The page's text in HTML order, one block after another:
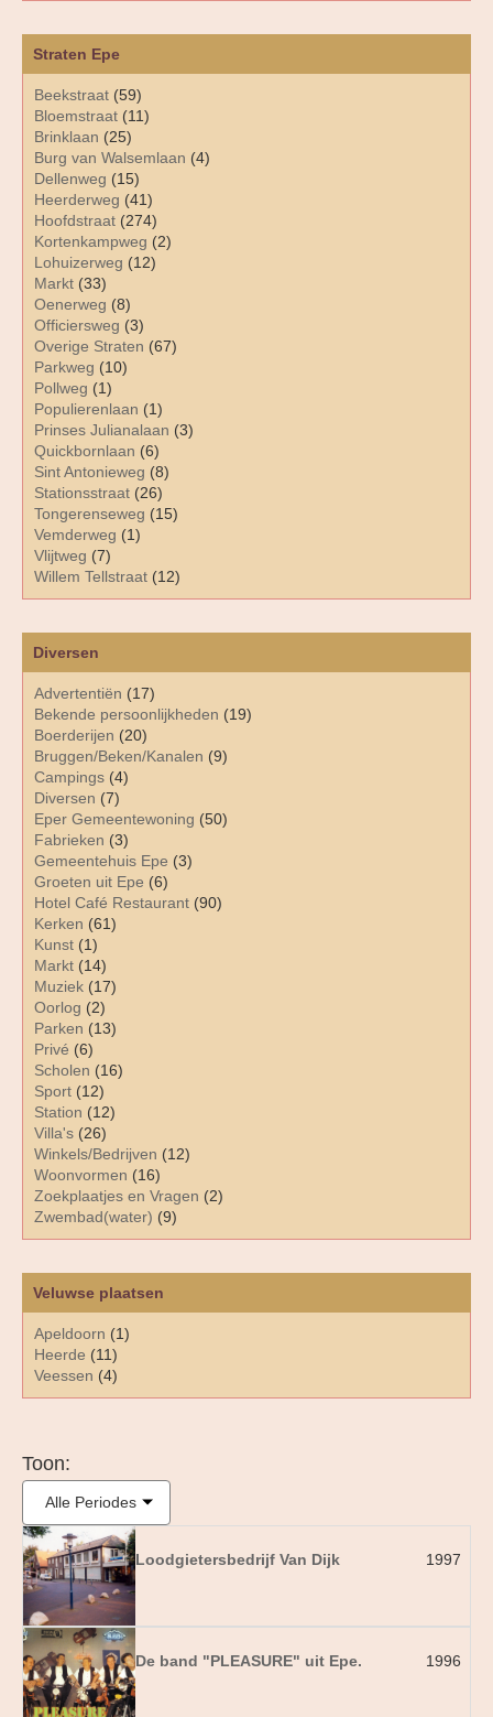
Diversen
Advertentiën (17)
Bekende persoonlijkheden (19)
Boerderijen (20)
Bruggen/Beken/Kanalen (9)
Campings (4)
Diversen (7)
Eper Gemeentewoning (50)
Fabrieken (3)
Gemeentehuis Epe (3)
Groeten uit Epe (6)
Hotel Café Restaurant (90)
Kerken (61)
Kunst (1)
Markt (14)
Muziek (17)
Oorlog (2)
Parken (13)
Privé (6)
Scholen (16)
Sport (12)
Station (12)
Villa's (26)
Winkels/Bedrijven (12)
Woonvormen (16)
Zoekplaatjes en Vragen (2)
Zwembad(water) (9)
Straten Epe
Beekstraat (59)
Bloemstraat (11)
Brinklaan (25)
Burg van Walsemlaan (4)
Dellenweg (15)
Heerderweg (41)
Hoofdstraat (274)
Kortenkampweg (2)
Lohuizerweg (12)
Markt (33)
Oenerweg (8)
Officiersweg (3)
Overige Straten (67)
Parkweg (10)
Pollweg (1)
Populierenlaan (1)
Prinses Julianalaan (3)
Quickbornlaan (6)
Sint Antonieweg (8)
Stationsstraat (26)
Tongerenseweg (15)
Vemderweg (1)
Vlijtweg (7)
Willem Tellstraat (12)
Veluwse plaatsen
Apeldoorn (1)
Heerde (11)
Veessen (4)
Toon:
Alle Periodes
Loodgietersbedrijf Van Dijk 1997
De band "PLEASURE" uit Epe. 1996